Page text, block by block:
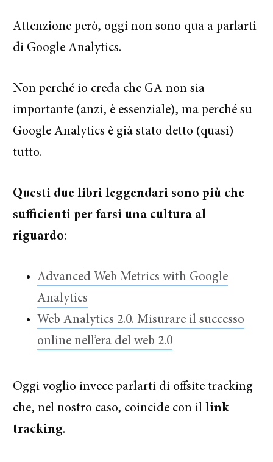
Attenzione però, oggi non sono qua a parlarti
di Google Analytics.
Non perché io creda che GA non sia
importante (anzi, è essenziale), ma perché su
Google Analytics è già stato detto (quasi)
tutto.
Questi due libri leggendari sono più che
sufficienti per farsi una cultura al
riguardo:
Advanced Web Metrics with Google
Analytics
Web Analytics 2.0. Misurare il successo
online nell’era del web 2.0
Oggi voglio invece parlarti di offsite tracking
che, nel nostro caso, coincide con illink
tracking.